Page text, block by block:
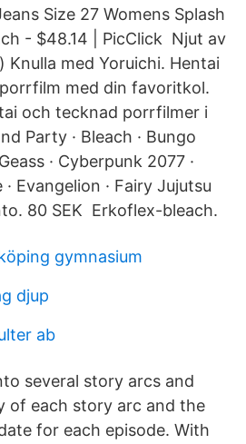
Size 27 Womens Splash
- $48.14 | PicClick Njut av
Knulla med Yoruichi. Hentai
med din favoritkol.
och tecknad porrfilmer i
Party · Bleach · Bungo
· Cyberpunk 2077 ·
Evangelion · Fairy Jujutsu
80 SEK Erkoflex-bleach.
gymnasium
djup
ab
several story arcs and
of each story arc and the
for each episode. With